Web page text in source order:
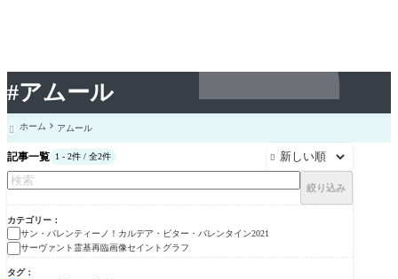
#アムール
 ホーム アムール
記事一覧 1 - 2件 / 全2件 
絞り込み
カテゴリー
サン・バレンティーノ！カルデア・ビター・バレンタイン2021
サーヴァント霊基再臨画像セイントグラフ
タグ